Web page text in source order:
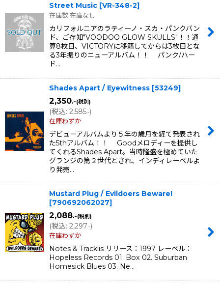
Street Music [VR-348-2]
在庫数 在庫なし
カリフォルニアのラティーノ・スカ・パンクバン
ド、ご存知"VOODOO GLOW SKULLS"！！通
算8枚目、VICTORYに移籍してからは3枚目とな
る3年振りのニューアルバム！！ パンク/ハー
ド…
Shades Apart / Eyewitness [53249]
2,350.-(税別)
(税込: 2,585.-)
在庫わずか
デビューアルバムより５年の歳月を経て発表され
た5thアルバム！！ Goodメロディーを提供し
てくれるShades Apart。当時隆盛を極めていた
グランジの第２世代とされ、インディレーベルよ
り発売…
Mustard Plug / Evildoers Beware!
[790692062027]
2,088.-(税別)
(税込: 2,297.-)
在庫わずか
Notes & Tracklis リリース：1997 レーベル：
Hopeless Records 01. Box 02. Suburban
Homesick Blues 03. Ne…